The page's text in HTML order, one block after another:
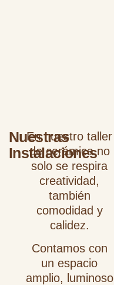
Nuestras
Instalaciones
En nuestro taller
de cerámica no
solo se respira
creatividad,
también
comodidad y
calidez.
Contamos con
un espacio
amplio, luminoso